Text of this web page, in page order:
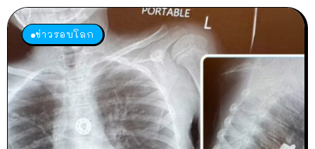
ข่าวรอบโลก